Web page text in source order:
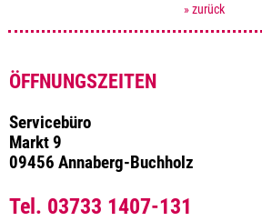
» zurück
ÖFFNUNGSZEITEN
Servicebüro
Markt 9
09456 Annaberg-Buchholz
Tel. 03733 1407-131